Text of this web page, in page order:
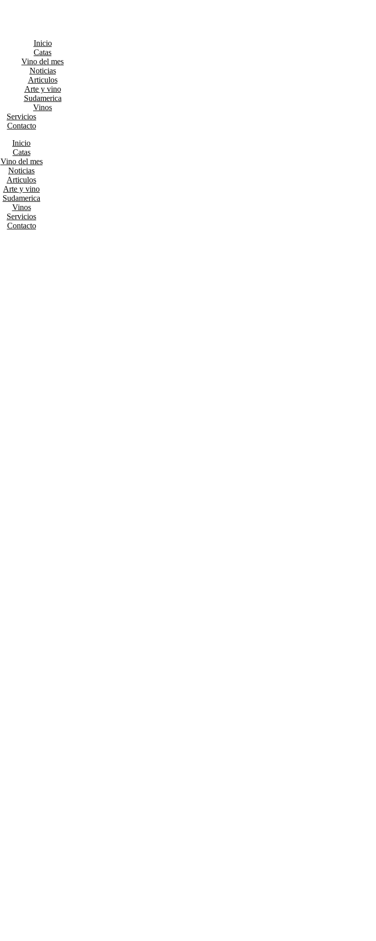
Inicio
Catas
Vino del mes
Noticias
Articulos
Arte y vino
Sudamerica
Vinos
Servicios
Contacto
Inicio
Catas
Vino del mes
Noticias
Articulos
Arte y vino
Sudamerica
Vinos
Servicios
Contacto